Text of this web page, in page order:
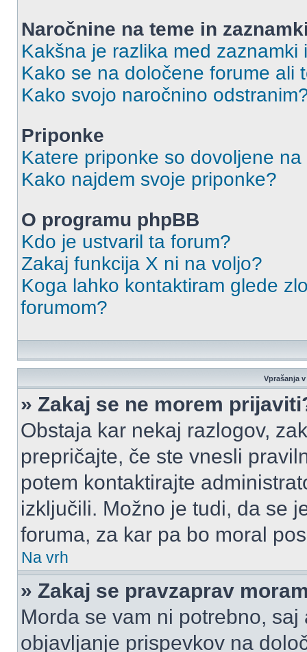
Naročnine na teme in
Kakšna je razlika med
Kako se na določene forume ali
Kako svojo naročnino
Priponke
Katere priponke so dovoljene
Kako najdem svoje priponke?
O programu phpBB
Kdo je ustvaril ta forum?
Zakaj funkcija X ni na voljo?
Koga lahko kontaktiram glede
forumom?
Vprašanja
» Zakaj se ne morem
Obstaja kar nekaj razlogov,
prepričajte, če ste vnesli
potem kontaktirajte
izključili. Možno je tudi, da se
foruma, za kar pa bo moral
Na vrh
» Zakaj se pravzaprav
Morda se vam ni potrebno,
objavljanje prispevkov na